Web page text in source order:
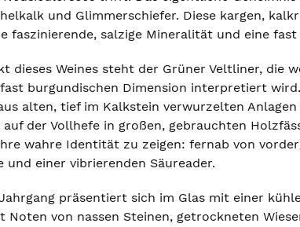
und Glimmerschiefer. Diese kargen,
faszinierende, salzige Mineralität und eine
dieses Weines steht der Grüner Veltliner, die
burgundischen Dimension interpretiert
alten, tief im Kalkstein verwurzelten
auf der Vollhefe in großen, gebrauchten
wahre Identität zu zeigen: fernab von
und einer vibrierenden Säureader.
präsentiert sich im Glas mit einer
Noten von nassen Steinen, getrockneten